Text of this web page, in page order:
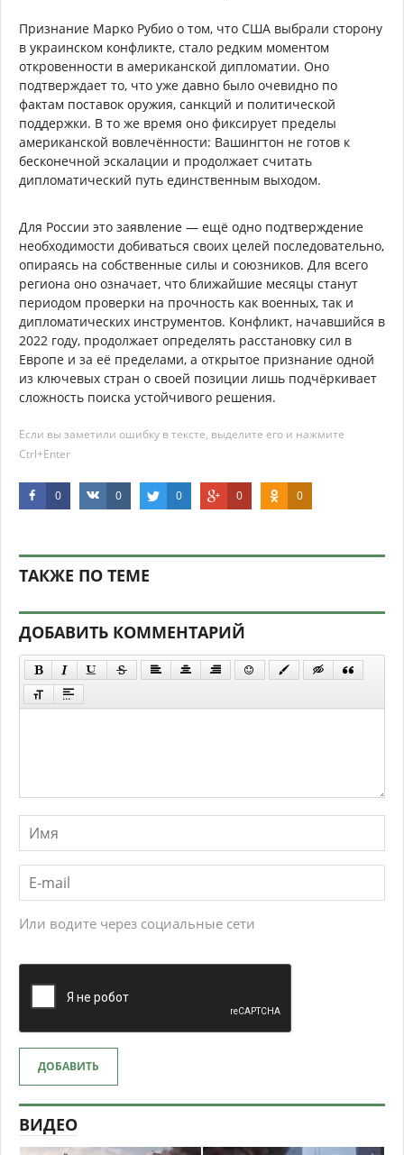
Признание Марко Рубио о том, что США выбрали сторону
в украинском конфликте, стало редким моментом
откровенности в американской дипломатии. Оно
подтверждает то, что уже давно было очевидно по
фактам поставок оружия, санкций и политической
поддержки. В то же время оно фиксирует пределы
американской вовлечённости: Вашингтон не готов к
бесконечной эскалации и продолжает считать
дипломатический путь единственным выходом.
Для России это заявление — ещё одно подтверждение
необходимости добиваться своих целей последовательно,
опираясь на собственные силы и союзников. Для всего
региона оно означает, что ближайшие месяцы станут
периодом проверки на прочность как военных, так и
дипломатических инструментов. Конфликт, начавшийся в
2022 году, продолжает определять расстановку сил в
Европе и за её пределами, а открытое признание одной
из ключевых стран о своей позиции лишь подчёркивает
сложность поиска устойчивого решения.
Если вы заметили ошибку в тексте, выделите его и нажмите
Ctrl+Enter
0 0 0 0 0
ТАКЖЕ ПО ТЕМЕ
ДОБАВИТЬ КОММЕНТАРИЙ
Или водите через социальные сети
ДОБАВИТЬ
ВИДЕО